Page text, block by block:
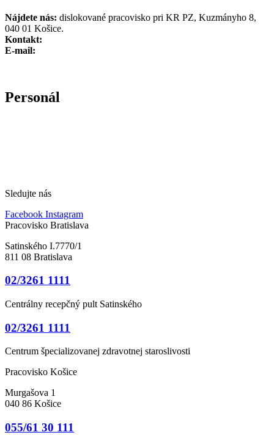
Nájdete nás: dislokované pracovisko pri KR PZ, Kuzmányho 8,
040 01 Košice.
Kontakt:
E-mail:
Personál
Sledujte nás
Facebook Instagram
Pracovisko Bratislava
Satinského I.7770/1
811 08 Bratislava
02/3261 1111
Centrálny recepčný pult Satinského
02/3261 1111
Centrum špecializovanej zdravotnej staroslivosti
Pracovisko Košice
Murgašova 1
040 86 Košice
055/61 30 111